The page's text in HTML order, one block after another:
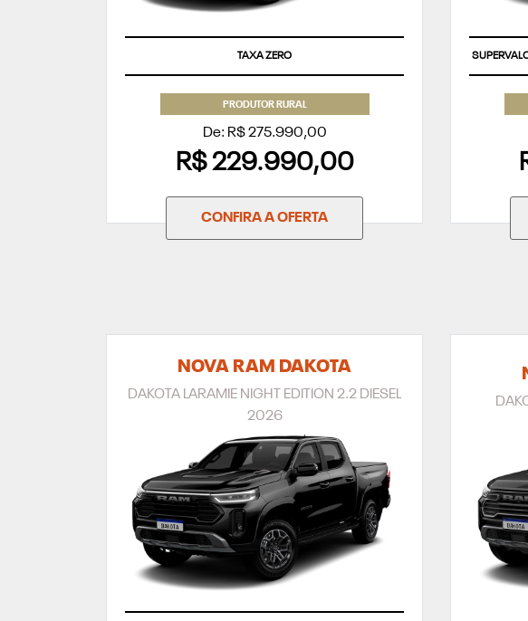
TAXA ZERO
PRODUTOR RURAL
De: R$ 275.990,00
R$ 229.990,00
CONFIRA A OFERTA
NOVA RAM DAKOTA
DAKOTA LARAMIE NIGHT EDITION 2.2 DIESEL
2026